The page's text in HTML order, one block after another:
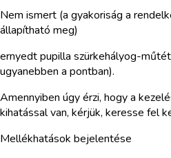
Nem ismert (a gyakoriság a
állapítható meg)
ernyedt pupilla szürkehályog-
ugyanebben a pontban).
Amennyiben úgy érzi, hogy a
kihatással van, kérjük, keresse fel
Mellékhatások bejelentése